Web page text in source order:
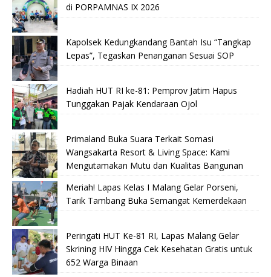
di PORPAMNAS IX 2026
Kapolsek Kedungkandang Bantah Isu “Tangkap
Lepas”, Tegaskan Penanganan Sesuai SOP
Hadiah HUT RI ke-81: Pemprov Jatim Hapus
Tunggakan Pajak Kendaraan Ojol
Primaland Buka Suara Terkait Somasi
Wangsakarta Resort & Living Space: Kami
Mengutamakan Mutu dan Kualitas Bangunan
Meriah! Lapas Kelas I Malang Gelar Porseni,
Tarik Tambang Buka Semangat Kemerdekaan
Peringati HUT Ke-81 RI, Lapas Malang Gelar
Skrining HIV Hingga Cek Kesehatan Gratis untuk
652 Warga Binaan